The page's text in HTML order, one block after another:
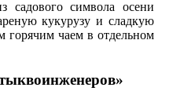
садового символа осени
кукурузу и сладкую
горячим чаем в отдельном